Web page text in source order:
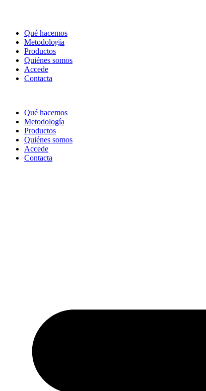
Qué hacemos
Metodología
Productos
Quiénes somos
Accede
Contacta
Qué hacemos
Metodología
Productos
Quiénes somos
Accede
Contacta